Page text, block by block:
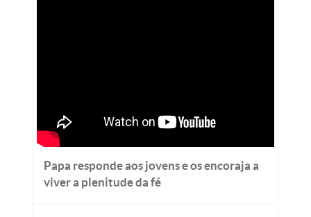
Papa responde aos jovens e os encoraja a
viver a plenitude da fé